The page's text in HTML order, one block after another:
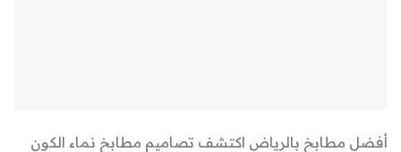
أفضل مطابخ بالرياض اكتشف تصاميم مطابخ نماء الكون